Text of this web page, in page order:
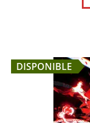
DISPONIBLE